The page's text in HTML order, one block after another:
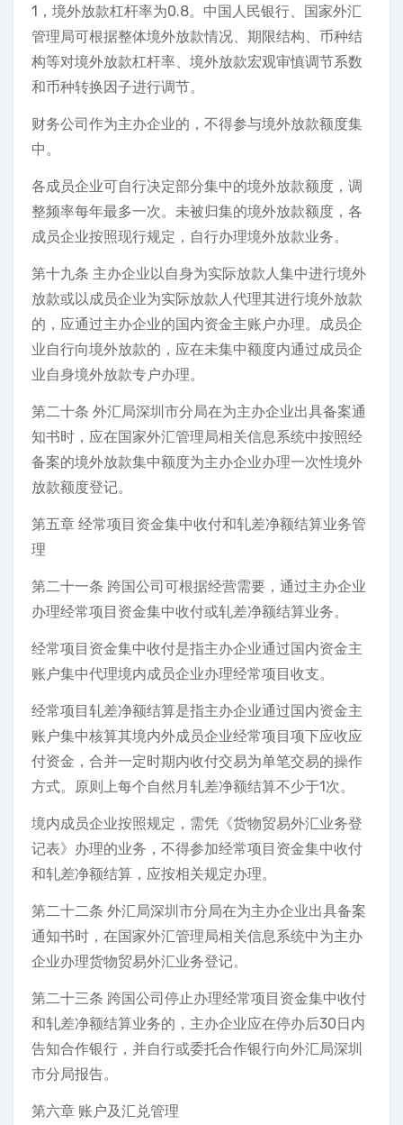
1，境外放款杠杆率为0.8。中国人民银行、国家外汇
管理局可根据整体境外放款情况、期限结构、币种结
构等对境外放款杠杆率、境外放款宏观审慎调节系数
和币种转换因子进行调节。
财务公司作为主办企业的，不得参与境外放款额度集
中。
各成员企业可自行决定部分集中的境外放款额度，调
整频率每年最多一次。未被归集的境外放款额度，各
成员企业按照现行规定，自行办理境外放款业务。
第十九条 主办企业以自身为实际放款人集中进行境外
放款或以成员企业为实际放款人代理其进行境外放款
的，应通过主办企业的国内资金主账户办理。成员企
业自行向境外放款的，应在未集中额度内通过成员企
业自身境外放款专户办理。
第二十条 外汇局深圳市分局在为主办企业出具备案通
知书时，应在国家外汇管理局相关信息系统中按照经
备案的境外放款集中额度为主办企业办理一次性境外
放款额度登记。
第五章 经常项目资金集中收付和轧差净额结算业务管
理
第二十一条 跨国公司可根据经营需要，通过主办企业
办理经常项目资金集中收付或轧差净额结算业务。
经常项目资金集中收付是指主办企业通过国内资金主
账户集中代理境内成员企业办理经常项目收支。
经常项目轧差净额结算是指主办企业通过国内资金主
账户集中核算其境内外成员企业经常项目项下应收应
付资金，合并一定时期内收付交易为单笔交易的操作
方式。原则上每个自然月轧差净额结算不少于1次。
境内成员企业按照规定，需凭《货物贸易外汇业务登
记表》办理的业务，不得参加经常项目资金集中收付
和轧差净额结算，应按相关规定办理。
第二十二条 外汇局深圳市分局在为主办企业出具备案
通知书时，在国家外汇管理局相关信息系统中为主办
企业办理货物贸易外汇业务登记。
第二十三条 跨国公司停止办理经常项目资金集中收付
和轧差净额结算业务的，主办企业应在停办后30日内
告知合作银行，并自行或委托合作银行向外汇局深圳
市分局报告。
第六章 账户及汇兑管理